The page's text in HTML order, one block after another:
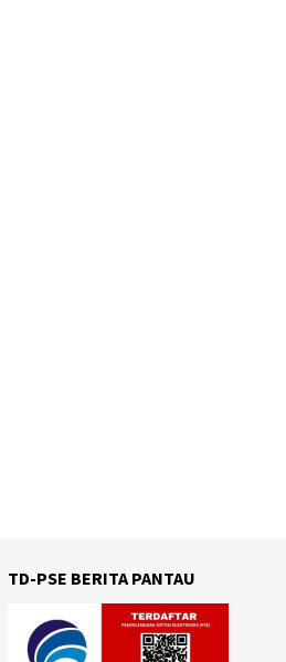
TD-PSE BERITA PANTAU